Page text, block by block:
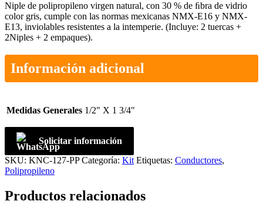
Niple de polipropileno virgen natural, con 30 % de ﬁbra de vidrio
color gris, cumple con las normas mexicanas NMX-E16 y NMX-
E13, inviolables resistentes a la intemperie. (Incluye: 2 tuercas +
2Niples + 2 empaques).
Información adicional
Medidas Generales 1/2" X 1 3/4"
Solicitar información
SKU: KNC-127-PP Categoría: Kit Etiquetas: Conductores,
Polipropileno
Productos relacionados